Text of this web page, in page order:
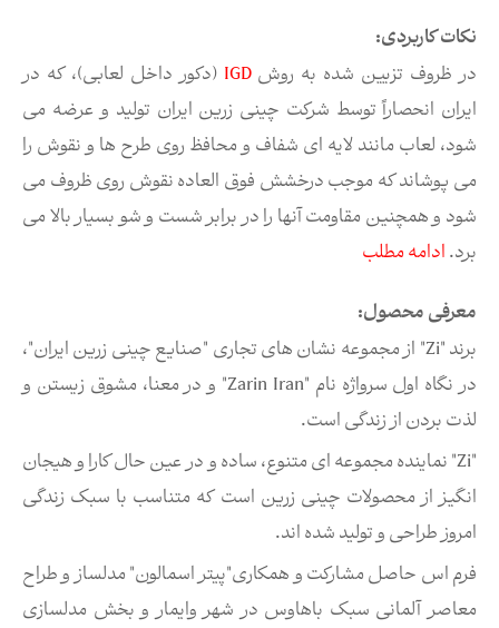
نکات کاربردی:
در ظروف تزیین شده به روشIGD (دکور داخل لعابی)، که در
ایران انحصاراً توسط شرکت چینی زرین ایران تولید و عرضه می
شود، لعاب مانند لایه ای شفاف و محافظ روی طرح ها و نقوش را
می پوشاند که موجب درخشش فوق العاده نقوش روی ظروف می
شود و همچنین مقاومت آنها را در برابر شست و شو بسیار بالا می
برد.ادامه مطلب
معرفی محصول:
برند "Zi" از مجموعه نشان های تجاری "صنایع چینی زرین ایران"،
در نگاه اول سرواژه نام "Zarin Iran" و در معنا، مشوق زیستن و
لذت بردن از زندگی است.
"Zi" نماینده مجموعه ای متنوع، ساده و در عین حال کارا و هیجان
انگیز از محصولات چینی زرین است که متناسب با سبک زندگی
امروز طراحی و تولید شده اند.
فرم اس حاصل مشارکت و همکاری"پیتر اسمالون" مدلساز و طراح
معاصر آلمانی سبک باهاوس در شهر وایمار و بخش مدلسازی